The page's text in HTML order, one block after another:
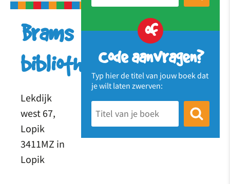
of
Code aanvragen?
Typ hier de titel van jouw boek dat
je wilt laten zwerven:
Brams
bibliotheek
Lekdijk
west 67,
Lopik
3411MZ in
Lopik